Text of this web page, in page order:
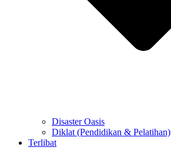
Disaster Oasis
Diklat (Pendidikan & Pelatihan)
Terlibat